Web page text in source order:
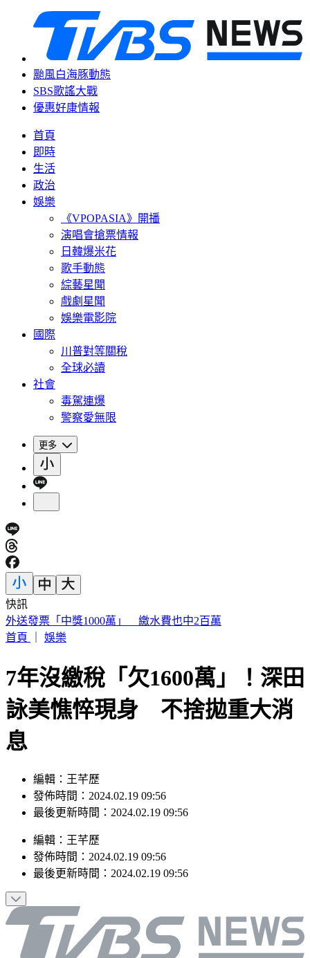
颱風白海豚動態
SBS歌謠大戰
優惠好康情報
首頁
即時
生活
政治
娛樂
《VPOPASIA》開播
演唱會搶票情報
日韓爆米花
歌手動態
綜藝星聞
戲劇星聞
娛樂電影院
國際
川普對等關稅
全球必讀
社會
毒駕連爆
警察愛無限
更多
快訊
桃園龍潭出現鴕鳥逛大街 汽車高速撞上引擎蓋凹了
首頁
娛樂
7年沒繳稅「欠1600萬」！深田
詠美憔悴現身 不捨拋重大消
息
編輯：王芊歷
發佈時間：2024.02.19 09:56
最後更新時間：2024.02.19 09:56
編輯 ： 王芊歷
發佈時間： 2024.02.19 09:56
最後更新時間： 2024.02.19 09:56